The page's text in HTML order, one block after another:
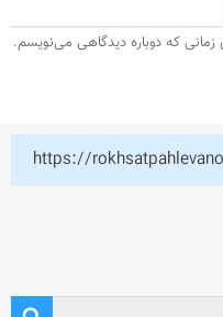
زمانی که دوباره دیدگاهی می‌نویسم.
https://